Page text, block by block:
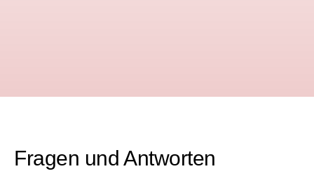
Fragen und Antworten